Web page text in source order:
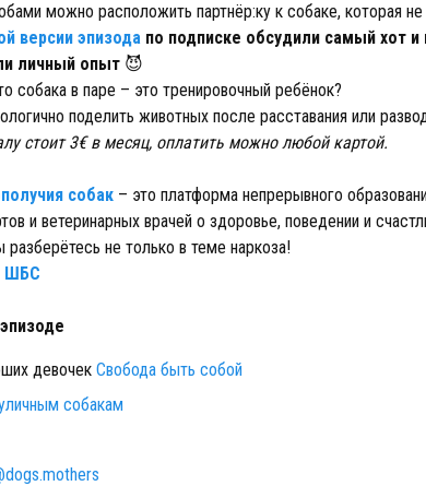
можно расположить партнёр:ку к собаке, которая не
версии эпизода по подписке обсудили самый хот и
личный опыт 😈
собака в паре – это тренировочный ребёнок?
поделить животных после расставания или
стоит 3€ в месяц, оплатить можно любой картой.
собак – это платформа непрерывного
и ветеринарных врачей о здоровье, поведении и
не только в теме наркоза!
ШБС
девочек Свобода быть собой
собакам